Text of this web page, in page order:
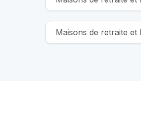
Maisons de retraite et